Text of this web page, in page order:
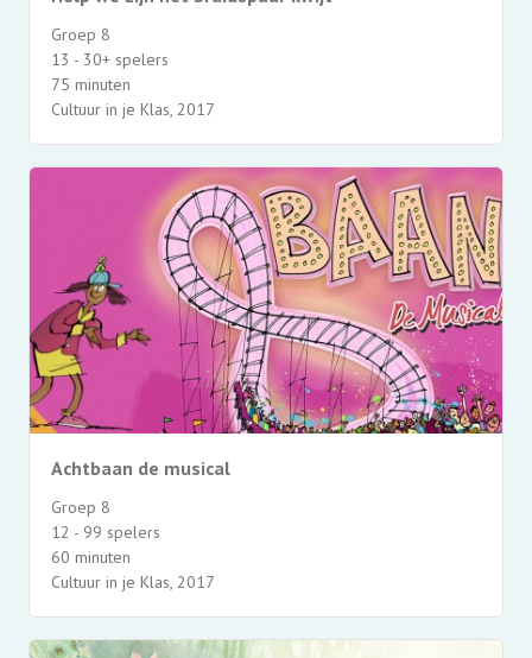
Groep 8
13 - 30+ spelers
75 minuten
Cultuur in je Klas, 2017
Achtbaan de musical
Groep 8
12 - 99 spelers
60 minuten
Cultuur in je Klas, 2017